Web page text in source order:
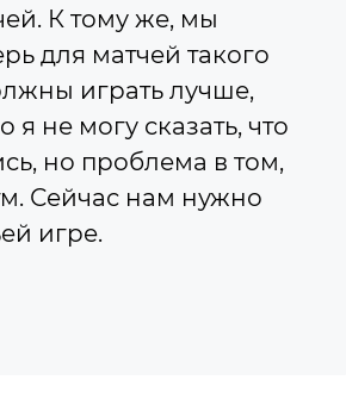
К тому же, мы
для матчей такого
играть лучше,
не могу сказать, что
но проблема в том,
Сейчас нам нужно
игре.